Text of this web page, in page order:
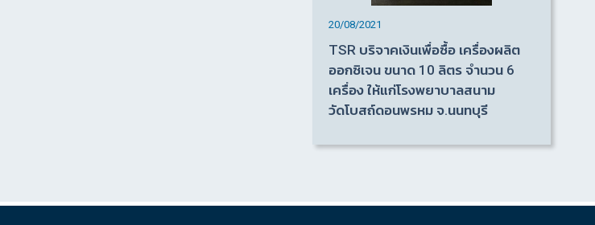
20/08/2021
TSR บริจาคเงินเพื่อซื้อ เครื่องผลิต
ออกซิเจน ขนาด 10 ลิตร จำนวน 6
เครื่อง ให้แก่โรงพยาบาลสนาม
วัดโบสถ์ดอนพรหม จ.นนทบุรี